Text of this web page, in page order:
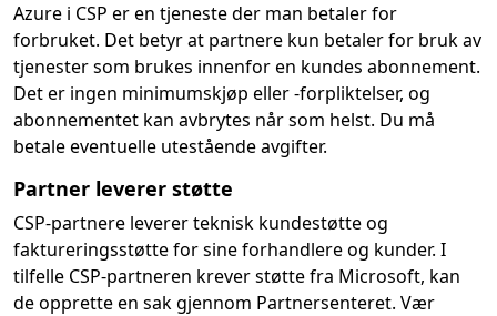
Azure i CSP er en tjeneste der man betaler for
forbruket. Det betyr at partnere kun betaler for bruk av
tjenester som brukes innenfor en kundes abonnement.
Det er ingen minimumskjøp eller -forpliktelser, og
abonnementet kan avbrytes når som helst. Du må
betale eventuelle utestående avgifter.
Partner leverer støtte
CSP-partnere leverer teknisk kundestøtte og
faktureringsstøtte for sine forhandlere og kunder. I
tilfelle CSP-partneren krever støtte fra Microsoft, kan
de opprette en sak gjennom Partnersenteret. Vær